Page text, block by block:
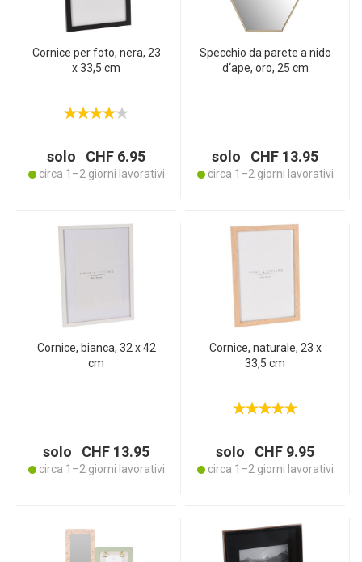
Cornice per foto, nera, 23
x 33,5 cm
solo CHF 6.95
circa 1–2 giorni lavorativi
Specchio da parete a nido
d‘ape, oro, 25 cm
solo CHF 13.95
circa 1–2 giorni lavorativi
Cornice, bianca, 32 x 42
cm
solo CHF 13.95
circa 1–2 giorni lavorativi
Cornice, naturale, 23 x
33,5 cm
solo CHF 9.95
circa 1–2 giorni lavorativi